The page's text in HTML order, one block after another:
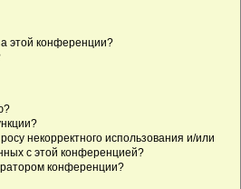
этой конференции?
некорректного использования и/или
с этой конференцией?
конференции?